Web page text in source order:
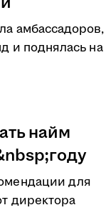
амбассадоров,
и поднялась на
найм
для
директора